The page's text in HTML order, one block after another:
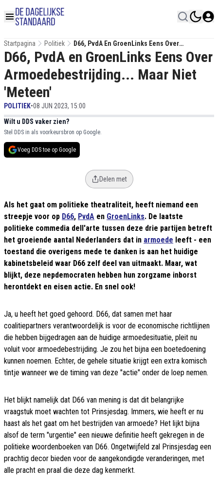
Startpagina Politiek
D66, PvdA En GroenLinks Eens Over
Armoedebestrijding... Maar Niet 'Meteen'
D66, PvdA en GroenLinks Eens Over
Armoedebestrijding... Maar Niet
'Meteen'
POLITIEK•08 JUN 2023, 15:00
Wilt u DDS vaker zien?
Stel DDS in als voorkeursbron op Google.
Voeg DDS toe op Google
Delen met
Als het gaat om politieke theatraliteit, heeft niemand een
streepje voor op D66, PvdA en GroenLinks. De laatste
politieke commedia dell'arte tussen deze drie partijen betreft
het groeiende aantal Nederlanders dat in armoede leeft - een
toestand die overigens mede te danken is aan het huidige
kabinetsbeleid waar D66 zelf deel van uitmaakt. Maar, wat
blijkt, deze nepdemocraten hebben hun zorgzame inborst
herontdekt en eisen actie. En snel ook!
Ja, u heeft het goed gehoord. D66, dat samen met haar
coalitiepartners verantwoordelijk is voor de economische richtlijnen
die hebben bijgedragen aan de huidige armoedesituatie, pleit nu
voluit voor armoedebestrijding. Je zou het bijna een boetedoening
kunnen noemen. Echter, de gehele situatie krijgt een extra komisch
tintje wanneer we de timing van deze "actie" onder de loep nemen.
Het blijkt namelijk dat D66 van mening is dat dit belangrijke
vraagstuk moet wachten tot Prinsjesdag. Immers, wie heeft er nu
haast als het gaat om het bestrijden van armoede? Het lijkt bijna
alsof de term "urgentie" een nieuwe definitie heeft gekregen in de
politieke woordenboeken van D66. Ongetwijfeld zal Prinsjesdag een
prachtig decor bieden voor de aangekondigde veranderingen, met
alle pracht en praal die deze dag kenmerkt.